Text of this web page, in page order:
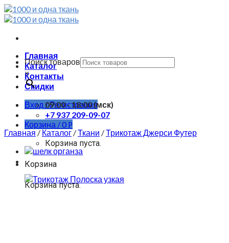
Skip
to
Главная
Каталог
Контакты
Скидки
Вход / Регистрация
Корзина /0Р
Корзина пуста.
Корзина
Корзина пуста.
Поиск товаров
×
09:00 - 18:00 (мск)
+7 937 209-09-07
Главная/Каталог /Ткани /Трикотаж Джерси Футер